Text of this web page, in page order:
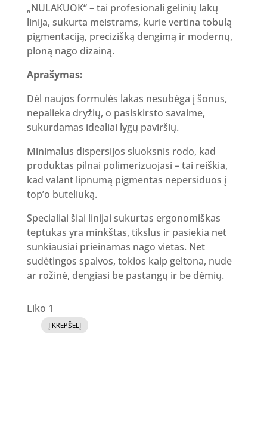
„NULAKUOK“ – tai profesionali gelinių lakų
linija, sukurta meistrams, kurie vertina tobulą
pigmentaciją, precizišką dengimą ir modernų,
ploną nago dizainą.
Aprašymas:
Dėl naujos formulės lakas nesubėga į šonus,
nepalieka dryžių, o pasiskirsto savaime,
sukurdamas idealiai lygų paviršių.
Minimalus dispersijos sluoksnis rodo, kad
produktas pilnai polimerizuojasi – tai reiškia,
kad valant lipnumą pigmentas nepersiduos į
top’o buteliuką.
Specialiai šiai linijai sukurtas ergonomiškas
teptukas yra minkštas, tikslus ir pasiekia net
sunkiausiai prieinamas nago vietas. Net
sudėtingos spalvos, tokios kaip geltona, nude
ar rožinė, dengiasi be pastangų ir be dėmių.
Liko 1
produkto
Į KREPŠELĮ